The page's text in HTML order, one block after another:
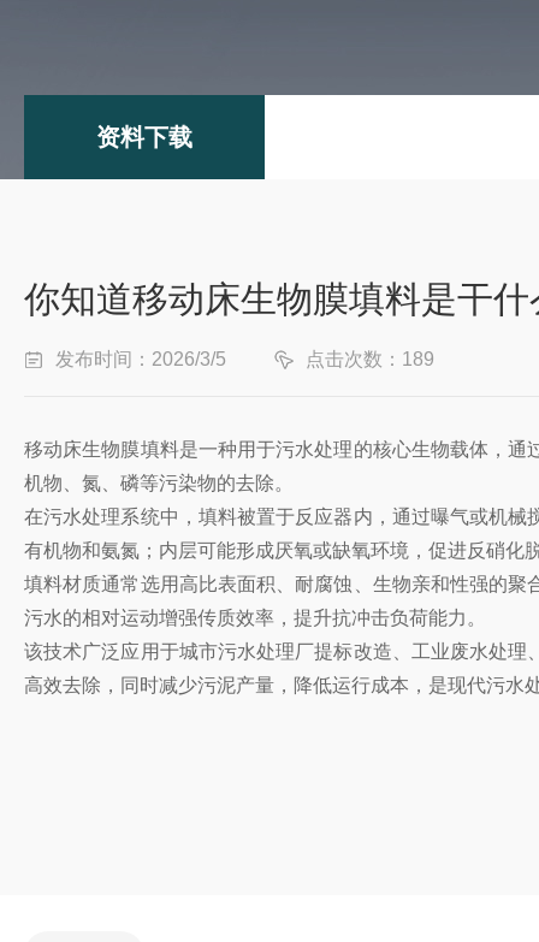
资料下载
你知道移动床生物膜填料是干什
发布时间：2026/3/5 点击次数：189
移动床生物膜填料是一种用于污水处理的核心生物载体，
机物、氮、磷等污染物的去除。
在污水处理系统中，填料被置于反应器内，通过曝气或机
有机物和氨氮；内层可能形成厌氧或缺氧环境，促进反硝
填料材质通常选用高比表面积、耐腐蚀、生物亲和性强的
污水的相对运动增强传质效率，提升抗冲击负荷能力。
该技术广泛应用于城市污水处理厂提标改造、工业废水处
高效去除，同时减少污泥产量，降低运行成本，是现代污水